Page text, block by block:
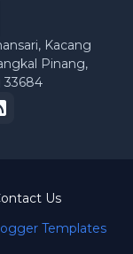
Kacang
Pinang,
33684
Templates
Us